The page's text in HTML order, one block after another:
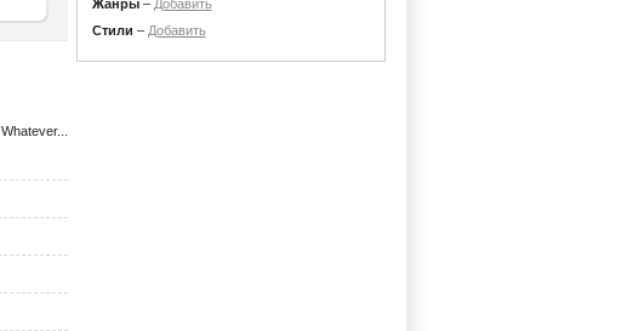
Whatever...
Жанры– Добавить
Стили – Добавить